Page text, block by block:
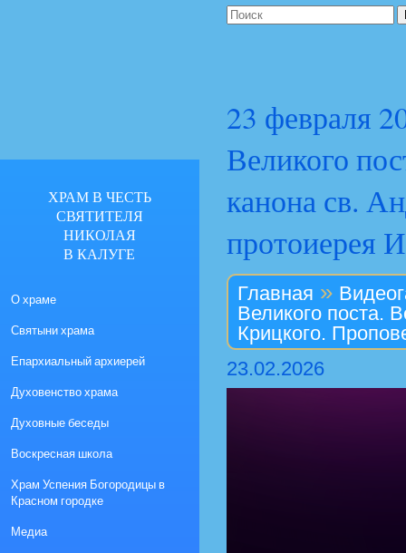
23 февраля
Великого
канона св.
протоиерея
Главная »
Великого поста.
Крицкого.
23.02.2026
ХРАМ В ЧЕСТЬ
СВЯТИТЕЛЯ
НИКОЛАЯ
В КАЛУГЕ
О храме
Святыни храма
Епархиальный архиерей
Духовенство храма
Духовные беседы
Воскресная школа
Храм Успения Богородицы в
Красном городке
Медиа